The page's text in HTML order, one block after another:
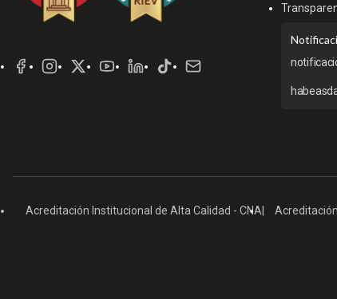
Sociales
Acreditación Institucional de Alta Calidad - CNA